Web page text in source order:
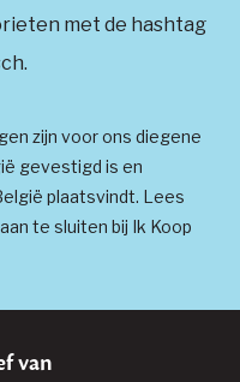
met de hashtag
zijn voor ons diegene
gevestigd is en
plaatsvindt. Lees
te sluiten bij Ik Koop
van